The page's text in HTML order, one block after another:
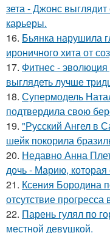
зета - Джонс
карьеры.
16. Бьянка нарушила
ироничного хита от
17. Фитнес -
выглядеть лучше
18. Супермодель
подтвердила свою
19. "Русский Ангел в
шейк покорила
20. Недавно Анна
дочь - Марию,
21. Ксения Бородина
отсутствие прогресса
22. Парень гулял по
местной девушкой.